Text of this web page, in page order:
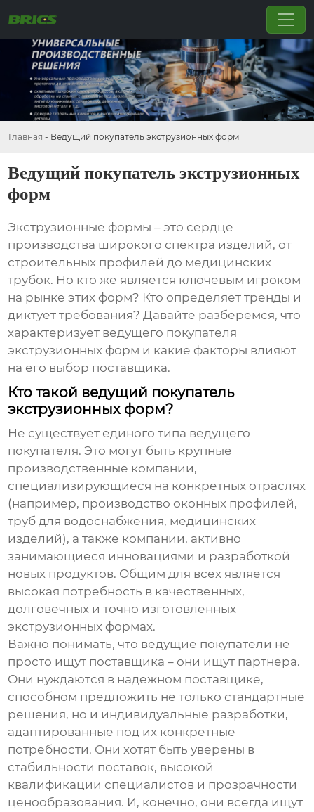
Главная - Ведущий покупатель экструзионных форм
Ведущий покупатель экструзионных
форм
Экструзионные формы – это сердце
производства широкого спектра изделий, от
строительных профилей до медицинских
трубок. Но кто же является ключевым игроком
на рынке этих форм? Кто определяет тренды и
диктует требования? Давайте разберемся, что
характеризует ведущего покупателя
экструзионных форм и какие факторы влияют
на его выбор поставщика.
Кто такой ведущий покупатель
экструзионных форм?
Не существует единого типа ведущего
покупателя. Это могут быть крупные
производственные компании,
специализирующиеся на конкретных отраслях
(например, производство оконных профилей,
труб для водоснабжения, медицинских
изделий), а также компании, активно
занимающиеся инновациями и разработкой
новых продуктов. Общим для всех является
высокая потребность в качественных,
долговечных и точно изготовленных
экструзионных формах.
Важно понимать, что ведущие покупатели не
просто ищут поставщика – они ищут партнера.
Они нуждаются в надежном поставщике,
способном предложить не только стандартные
решения, но и индивидуальные разработки,
адаптированные под их конкретные
потребности. Они хотят быть уверены в
стабильности поставок, высокой
квалификации специалистов и прозрачности
ценообразования. И, конечно, они всегда ищут